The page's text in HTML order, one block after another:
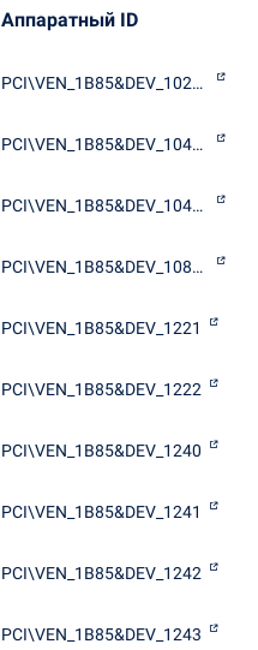
Аппаратный ID
PCI\VEN_1B85&DEV_1021&SUBSYS_10211B85
PCI\VEN_1B85&DEV_1041&SUBSYS_10411B85
PCI\VEN_1B85&DEV_1044&SUBSYS_10441B85
PCI\VEN_1B85&DEV_1084&SUBSYS_10841B85
PCI\VEN_1B85&DEV_1221
PCI\VEN_1B85&DEV_1222
PCI\VEN_1B85&DEV_1240
PCI\VEN_1B85&DEV_1241
PCI\VEN_1B85&DEV_1242
PCI\VEN_1B85&DEV_1243